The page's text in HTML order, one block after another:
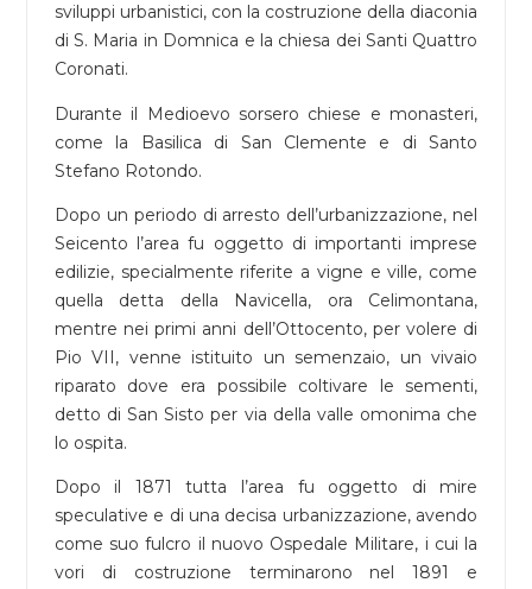
sviluppi urbanistici, con la costruzione della diaconia
di S. Maria in Domnica e la chiesa dei Santi Quattro
Coronati.
Durante il Medioevo sorsero chiese e monasteri,
come la Basilica di San Clemente e di Santo
Stefano Rotondo.
Dopo un periodo di arresto dell’urbanizzazione, nel
Seicento l’area fu oggetto di importanti imprese
edilizie, specialmente riferite a vigne e ville, come
quella detta della Navicella, ora Celimontana,
mentre nei primi anni dell’Ottocento, per volere di
Pio VII, venne istituito un semenzaio, un vivaio
riparato dove era possibile coltivare le sementi,
detto di San Sisto per via della valle omonima che
lo ospita.
Dopo il 1871 tutta l’area fu oggetto di mire
speculative e di una decisa urbanizzazione, avendo
come suo fulcro il nuovo Ospedale Militare, i cui la
vori di costruzione terminarono nel 1891 e